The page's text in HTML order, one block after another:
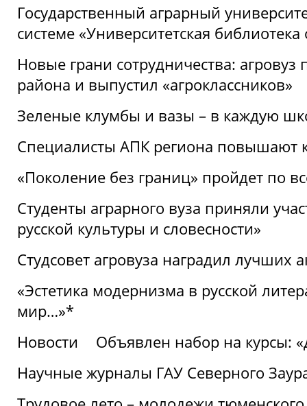
Государственный аграрный
системе «Университетская
Новые грани сотрудничества:
района и выпустил «агроклассников»
Зеленые клумбы и вазы – в каждую
Специалисты АПК региона повышают
«Поколение без границ» пройдет по
Студенты аграрного вуза приняли
русской культуры и словесности»
Студсовет агровуза наградил лучших
«Эстетика модернизма в русской
мир…»*
Новости
Объявлен набор на курсы:
Научные журналы ГАУ Северного